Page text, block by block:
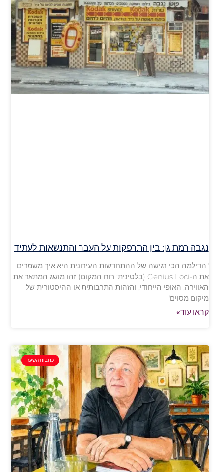
נגבה רמת גן: בין התרפקות על העבר והתנשאות לעתיד
"הדילמה הכי רגישה של ההתחדשות העירונית היא איך משמרים
את ה-Genius Loci (בלטינית: רוח המקום) זהו מושג המתאר את
האווירה, האופי הייחודי, והזהות התרבותית או ההיסטורית של
מיקום מסוים"
קראו עוד»
כתבות השער